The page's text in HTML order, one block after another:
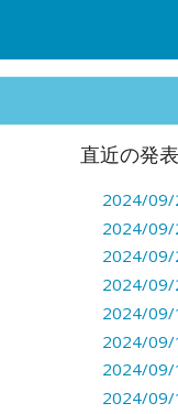
直近の発表
2024/09/
2024/09/
2024/09/
2024/09/
2024/09/
2024/09/
2024/09/
2024/09/